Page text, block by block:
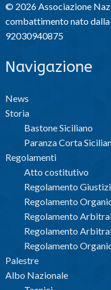
© 2026 Associazione
combattimento nato
92030940875
Navigazione
News
Storia
Bastone Siciliano
Paranza Corta
Regolamenti
Atto costitutivo
Regolamento
Regolamento
Regolamento
Regolamento
Regolamento
Palestre
Albo Nazionale